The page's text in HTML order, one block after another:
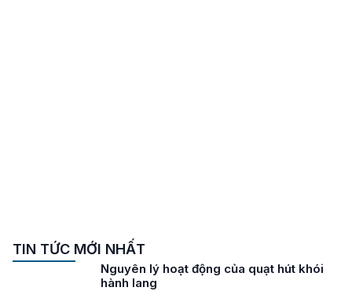
TIN TỨC MỚI NHẤT
Nguyên lý hoạt động của quạt hút khói
hành lang